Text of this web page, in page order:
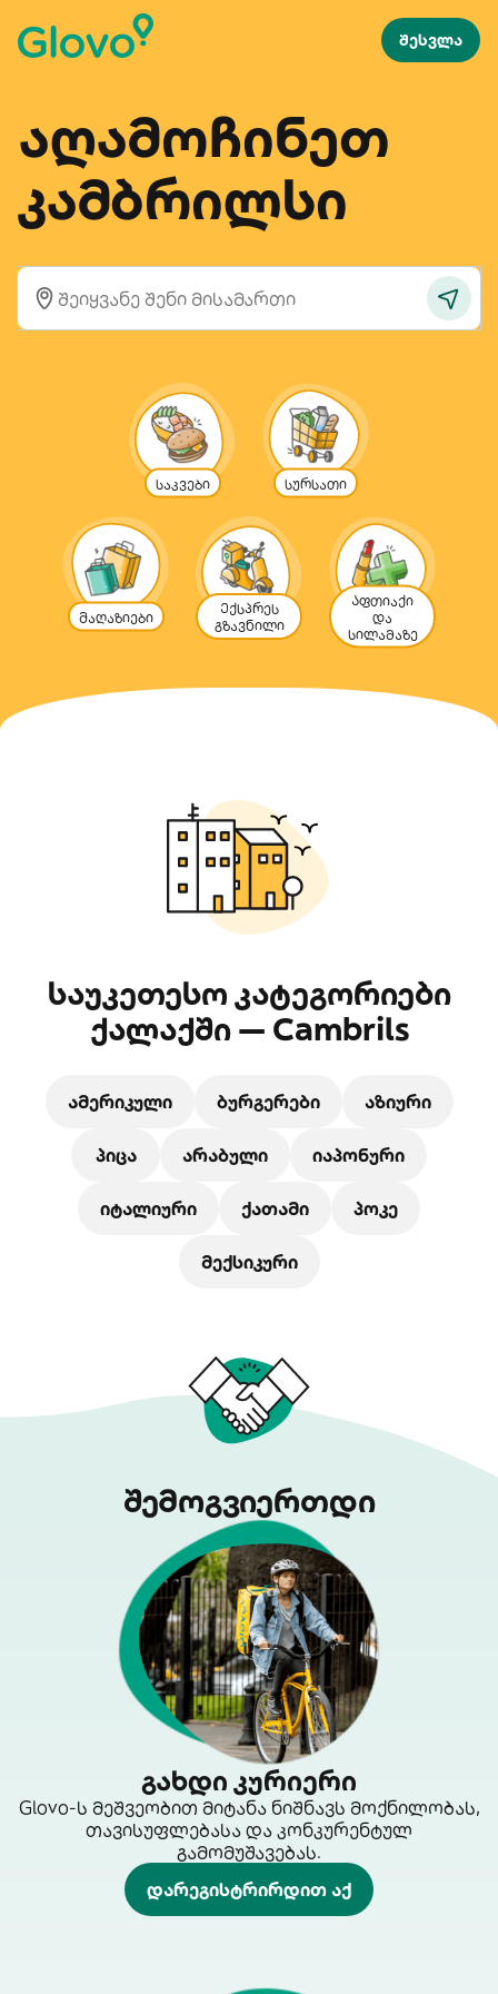
შესვლა
აღამოჩინეთ
კამბრილსი
საკვები სურსათი
Მაღაზიები
Ექსპრეს
გზავნილი
Აფთიაქი
და
სილამაზე
საუკეთესო კატეგორიები
ქალაქში — Cambrils
ამერიკული ბურგერები აზიური
პიცა არაბული იაპონური
იტალიური ქათამი პოკე
მექსიკური
შემოგვიერთდი
გახდი კურიერი
Glovo-ს მეშვეობით მიტანა ნიშნავს მოქნილობას,
თავისუფლებასა და კონკურენტულ
გამომუშავებას.
დარეგისტრირდით აქ